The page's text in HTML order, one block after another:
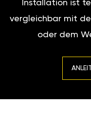
Installation ist
vergleichbar mit
oder dem